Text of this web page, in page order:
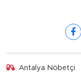
Antalya Nöbetçi